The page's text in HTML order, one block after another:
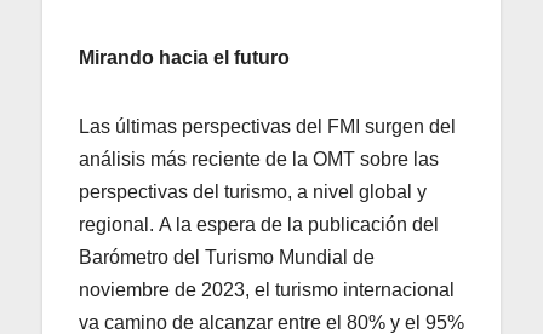
Mirando hacia el futuro
Las últimas perspectivas del FMI surgen del
análisis más reciente de la OMT sobre las
perspectivas del turismo, a nivel global y
regional. A la espera de la publicación del
Barómetro del Turismo Mundial de
noviembre de 2023, el turismo internacional
va camino de alcanzar entre el 80% y el 95%